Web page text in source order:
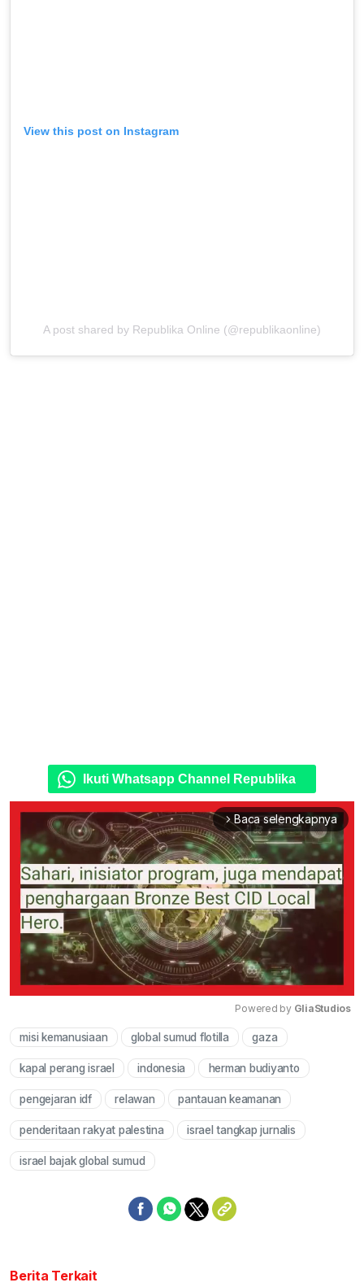
View this post on Instagram
A post shared by Republika Online (@republikaonline)
Ikuti Whatsapp Channel Republika
arrow_forward_ios Baca selengkapnya
Powered by GliaStudios
misi kemanusiaan global sumud flotilla gaza
kapal perang israel indonesia herman budiyanto
pengejaran idf relawan pantauan keamanan
penderitaan rakyat palestina israel tangkap jurnalis
israel bajak global sumud
Berita Terkait